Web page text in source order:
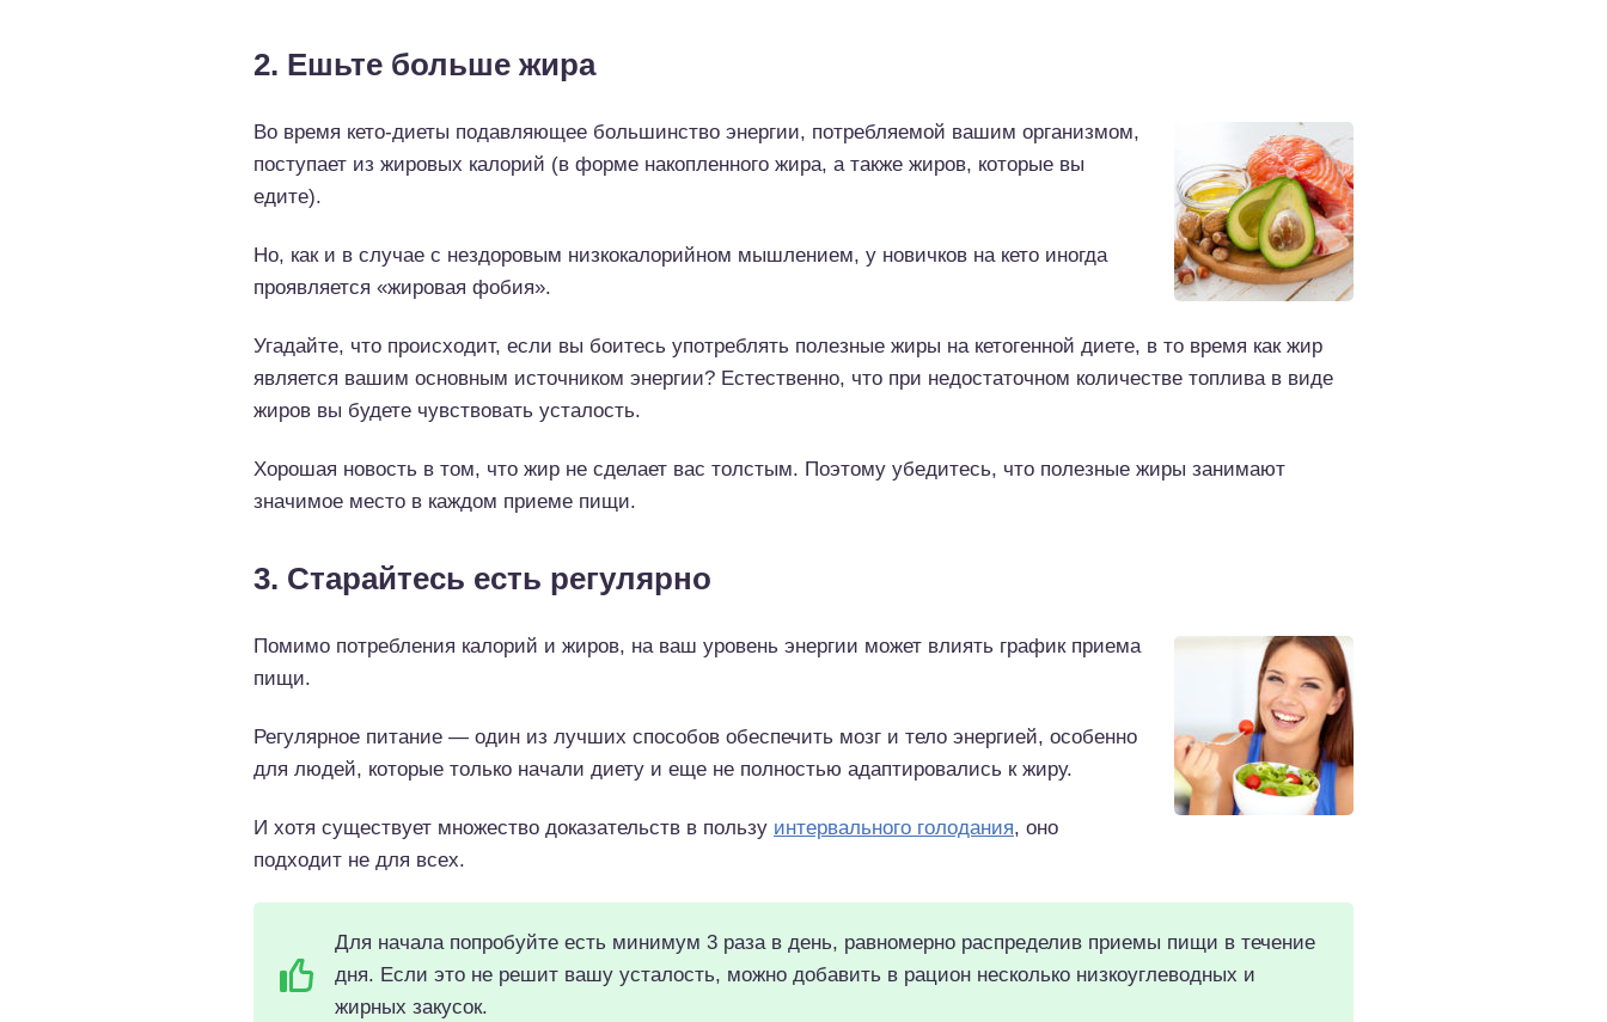
2. Ешьте больше жира
Во время кето-диеты подавляющее большинство энергии, потребляемой вашим организмом,
поступает из жировых калорий (в форме накопленного жира, а также жиров, которые вы
едите).
Но, как и в случае с нездоровым низкокалорийном мышлением, у новичков на кето иногда
проявляется «жировая фобия».
Угадайте, что происходит, если вы боитесь употреблять полезные жиры на кетогенной диете, в то время как жир
является вашим основным источником энергии? Естественно, что при недостаточном количестве топлива в виде
жиров вы будете чувствовать усталость.
Хорошая новость в том, что жир не сделает вас толстым. Поэтому убедитесь, что полезные жиры занимают
значимое место в каждом приеме пищи.
3. Старайтесь есть регулярно
Помимо потребления калорий и жиров, на ваш уровень энергии может влиять график приема
пищи.
Регулярное питание — один из лучших способов обеспечить мозг и тело энергией, особенно
для людей, которые только начали диету и еще не полностью адаптировались к жиру.
И хотя существует множество доказательств в пользу интервального голодания, оно
подходит не для всех.
Для начала попробуйте есть минимум 3 раза в день, равномерно распределив приемы пищи в течение
дня. Если это не решит вашу усталость, можно добавить в рацион несколько низкоуглеводных и
жирных закусок.